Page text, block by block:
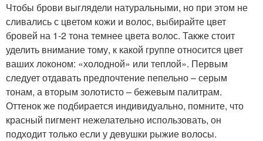
Чтобы брови выглядели натуральными, но при этом не
сливались с цветом кожи и волос, выбирайте цвет
бровей на 1-2 тона темнее цвета волос. Также стоит
уделить внимание тому, к какой группе относится цвет
ваших локоном: «холодной» или теплой». Первым
следует отдавать предпочтение пепельно – серым
тонам, а вторым золотисто – бежевым палитрам.
Оттенок же подбирается индивидуально, помните, что
красный пигмент нежелательно использовать, он
подходит только если у девушки рыжие волосы.